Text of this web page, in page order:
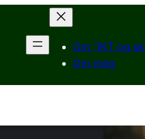
Om “IKT og
Om meg